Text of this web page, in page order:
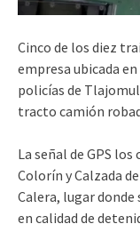
Cinco de los diez
empresa ubicada
policías de
tracto camión
La señal de GPS
Colorín y Calzada
Calera, lugar donde
en calidad de